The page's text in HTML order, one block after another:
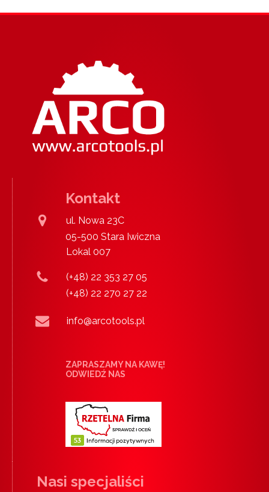
Kontakt
ul. Nowa 23C
05-500 Stara Iwiczna
Lokal 007
(+48) 22 353 27 05
(+48) 22 270 27 22
info@arcotools.pl
ZAPRASZAMY NA KAWĘ!
ODWIEDŹ NAS
Nasi specjaliści